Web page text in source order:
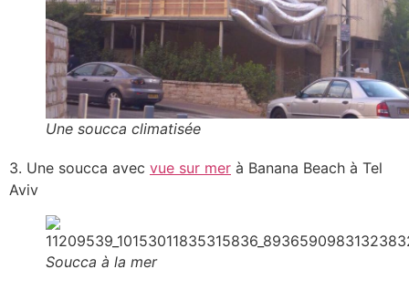
Une soucca climatisée
3. Une soucca avec vue sur mer à Banana Beach à Tel
Aviv
Soucca à la mer